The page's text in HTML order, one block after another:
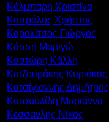
Κάλμπαρη Χριστίνα
Καπράλος Χρήστος
Καρακίτσος Γιώργος
Κάσση Μαριγώ
Καστώρη Κάλλη
Κατζουράκης Κυριάκος
Κατσίγιαννης Δημήτρης
Κατσουλίδη Μαριάννα
Κεσσανλής Νίκος